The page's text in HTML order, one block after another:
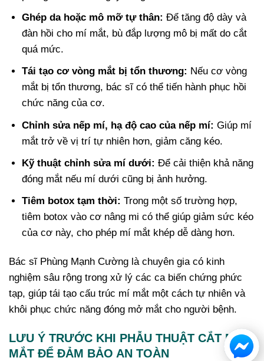
Ghép da hoặc mô mỡ tự thân: Để tăng độ dày và
đàn hồi cho mí mắt, bù đắp lượng mô bị mất do cắt
quá mức.
Tái tạo cơ vòng mắt bị tổn thương: Nếu cơ vòng
mắt bị tổn thương, bác sĩ có thể tiến hành phục hồi
chức năng của cơ.
Chỉnh sửa nếp mí, hạ độ cao của nếp mí: Giúp mí
mắt trở về vị trí tự nhiên hơn, giảm căng kéo.
Kỹ thuật chỉnh sửa mí dưới: Để cải thiện khả năng
đóng mắt nếu mí dưới cũng bị ảnh hưởng.
Tiêm botox tạm thời: Trong một số trường hợp,
tiêm botox vào cơ nâng mi có thể giúp giảm sức kéo
của cơ này, cho phép mí mắt khép dễ dàng hơn.
Bác sĩ Phùng Mạnh Cường là chuyên gia có kinh
nghiệm sâu rộng trong xử lý các ca biến chứng phức
tạp, giúp tái tạo cấu trúc mí mắt một cách tự nhiên và
khôi phục chức năng đóng mở mắt cho người bệnh.
LƯU Ý TRƯỚC KHI PHẪU THUẬT CẮT MÍ
MẮT ĐỂ ĐẢM BẢO AN TOÀN